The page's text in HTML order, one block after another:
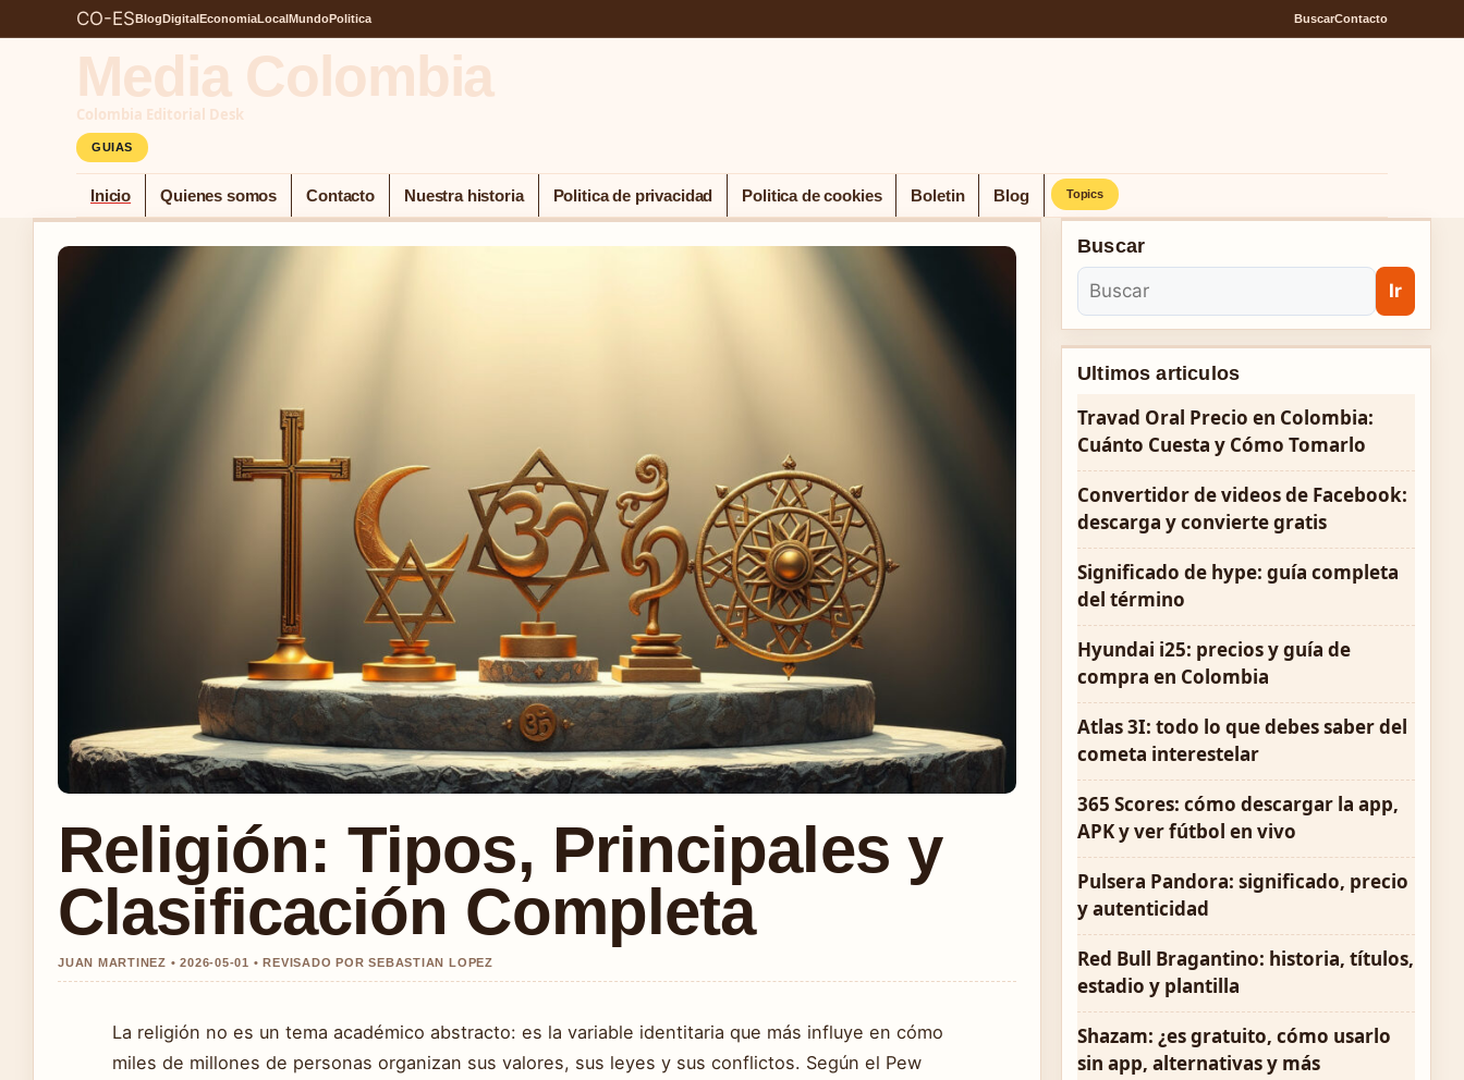
CO-ESBlogDigitalEconomiaLocalMundoPolitica BuscarContacto
Media Colombia
Colombia Editorial Desk
GUIAS
Inicio Quienes somos Contacto Nuestra historia Politica de privacidad Politica de cookies Boletin Blog Topics
Religión: Tipos, Principales y
Clasificación Completa
JUAN MARTINEZ • 2026-05-01 • REVISADO POR SEBASTIAN LOPEZ
La religión no es un tema académico abstracto: es la variable identitaria que más influye en cómo
miles de millones de personas organizan sus valores, sus leyes y sus conflictos. Según el Pew
Buscar
Ir
Ultimos articulos
Travad Oral Precio en Colombia:
Cuánto Cuesta y Cómo Tomarlo
Convertidor de videos de Facebook:
descarga y convierte gratis
Significado de hype: guía completa
del término
Hyundai i25: precios y guía de
compra en Colombia
Atlas 3I: todo lo que debes saber del
cometa interestelar
365 Scores: cómo descargar la app,
APK y ver fútbol en vivo
Pulsera Pandora: significado, precio
y autenticidad
Red Bull Bragantino: historia, títulos,
estadio y plantilla
Shazam: ¿es gratuito, cómo usarlo
sin app, alternativas y más